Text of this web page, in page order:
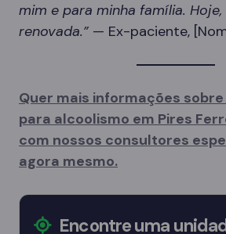
mim e para minha família.
renovada.” — Ex-paciente,
Quer mais informações
para alcoolismo em Pires
com nossos consultores
agora mesmo.
Encontre uma